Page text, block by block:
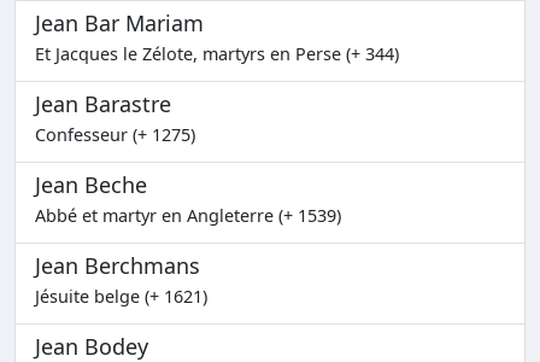
Jean Bar Mariam
Et Jacques le Zélote, martyrs en Perse (+ 344)
Jean Barastre
Confesseur (+ 1275)
Jean Beche
Abbé et martyr en Angleterre (+ 1539)
Jean Berchmans
Jésuite belge (+ 1621)
Jean Bodey